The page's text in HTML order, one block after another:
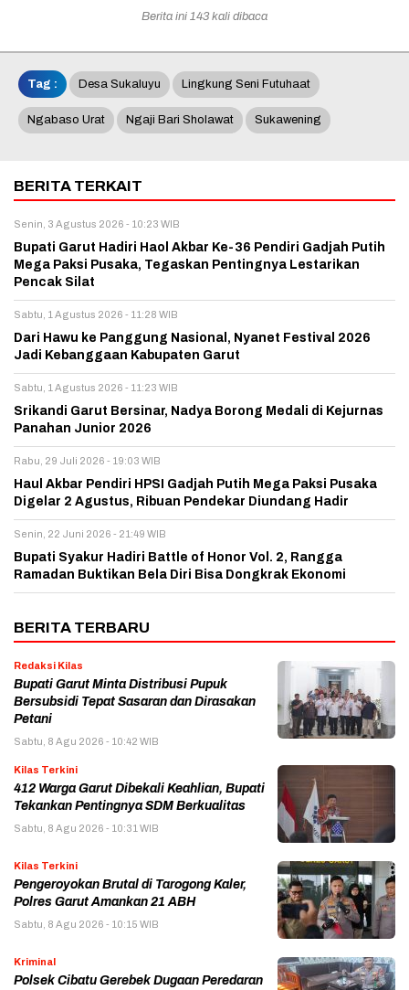
Berita ini 143 kali dibaca
Tag : Desa Sukaluyu Lingkung Seni Futuhaat
Ngabaso Urat Ngaji Bari Sholawat Sukawening
BERITA TERKAIT
Senin, 3 Agustus 2026 - 10:23 WIB
Bupati Garut Hadiri Haol Akbar Ke-36 Pendiri Gadjah Putih
Mega Paksi Pusaka, Tegaskan Pentingnya Lestarikan
Pencak Silat
Sabtu, 1 Agustus 2026 - 11:28 WIB
Dari Hawu ke Panggung Nasional, Nyanet Festival 2026
Jadi Kebanggaan Kabupaten Garut
Sabtu, 1 Agustus 2026 - 11:23 WIB
Srikandi Garut Bersinar, Nadya Borong Medali di Kejurnas
Panahan Junior 2026
Rabu, 29 Juli 2026 - 19:03 WIB
Haul Akbar Pendiri HPSI Gadjah Putih Mega Paksi Pusaka
Digelar 2 Agustus, Ribuan Pendekar Diundang Hadir
Senin, 22 Juni 2026 - 21:49 WIB
Bupati Syakur Hadiri Battle of Honor Vol. 2, Rangga
Ramadan Buktikan Bela Diri Bisa Dongkrak Ekonomi
BERITA TERBARU
Redaksi Kilas
Bupati Garut Minta Distribusi Pupuk
Bersubsidi Tepat Sasaran dan Dirasakan
Petani
Sabtu, 8 Agu 2026 - 10:42 WIB
Kilas Terkini
412 Warga Garut Dibekali Keahlian, Bupati
Tekankan Pentingnya SDM Berkualitas
Sabtu, 8 Agu 2026 - 10:31 WIB
Kilas Terkini
Pengeroyokan Brutal di Tarogong Kaler,
Polres Garut Amankan 21 ABH
Sabtu, 8 Agu 2026 - 10:15 WIB
Kriminal
Polsek Cibatu Gerebek Dugaan Peredaran